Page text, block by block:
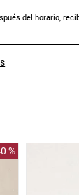
del horario,
%